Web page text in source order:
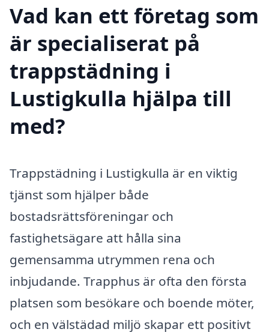
Vad kan ett företag som
är specialiserat på
trappstädning i
Lustigkulla hjälpa till
med?
Trappstädning i Lustigkulla är en viktig
tjänst som hjälper både
bostadsrättsföreningar och
fastighetsägare att hålla sina
gemensamma utrymmen rena och
inbjudande. Trapphus är ofta den första
platsen som besökare och boende möter,
och en välstädad miljö skapar ett positivt